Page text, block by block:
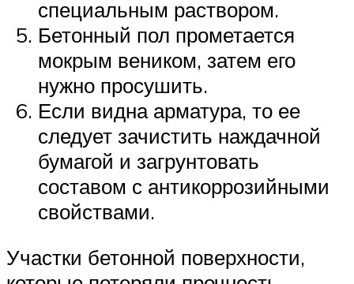
специальным раствором.
Бетонный пол прометается
мокрым веником, затем его
нужно просушить.
Если видна арматура, то ее
следует зачистить наждачной
бумагой и загрунтовать
составом с антикоррозийными
свойствами.
Участки бетонной поверхности,